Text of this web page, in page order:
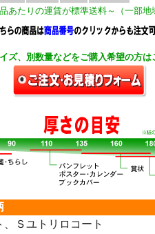
あたりの運賃が標準送料～（一部地
ズ、別数量などをご購入希望の方は
Ｓユトリロコート